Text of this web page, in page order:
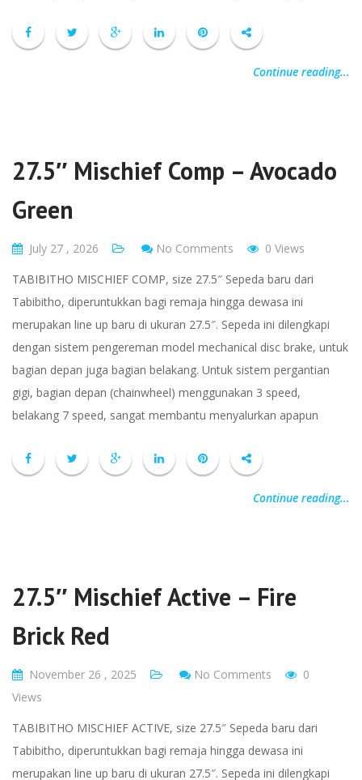
Continue reading...
27.5″ Mischief Comp – Avocado
Green
July 27 , 2026 No Comments
0 Views
TABIBITHO MISCHIEF COMP, size 27.5″ Sepeda baru dari
Tabibitho, diperuntukkan bagi remaja hingga dewasa ini
merupakan line up baru di ukuran 27.5″. Sepeda ini dilengkapi
dengan sistem pengereman model mechanical disc brake, untuk
bagian depan juga bagian belakang. Untuk sistem pergantian
gigi, bagian depan (chainwheel) menggunakan 3 speed,
belakang 7 speed, sangat membantu menyalurkan apapun
Continue reading...
27.5″ Mischief Active – Fire
Brick Red
November 26 , 2025 No Comments
0
Views
TABIBITHO MISCHIEF ACTIVE, size 27.5″ Sepeda baru dari
Tabibitho, diperuntukkan bagi remaja hingga dewasa ini
merupakan line up baru di ukuran 27.5″. Sepeda ini dilengkapi